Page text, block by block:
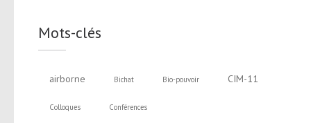
Mots-clés
airborne Bichat Bio-pouvoir CIM-11
Colloques Conférences